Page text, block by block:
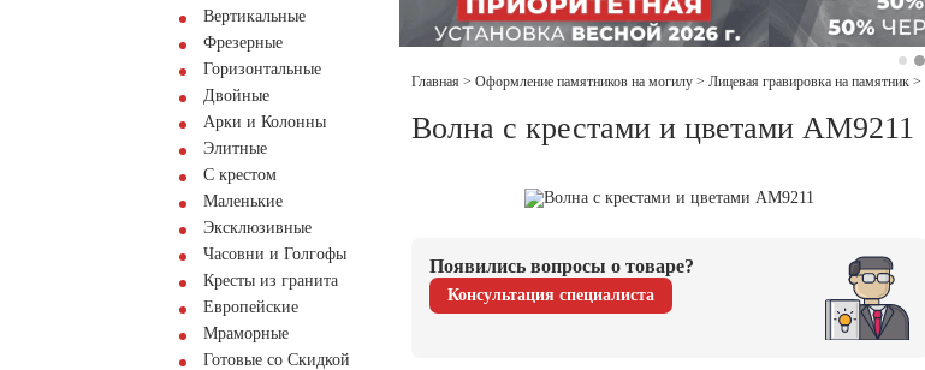
Вертикальные
Фрезерные
Горизонтальные
Двойные
Арки и Колонны
Элитные
С крестом
Маленькие
Эксклюзивные
Часовни и Голгофы
Кресты из гранита
Европейские
Мраморные
Готовые со Скидкой
Главная > Оформление памятников на могилу > Лицевая гравировка на памятник >
Волна с крестами и цветами AM9211
Появились вопросы о товаре?
Консультация специалиста